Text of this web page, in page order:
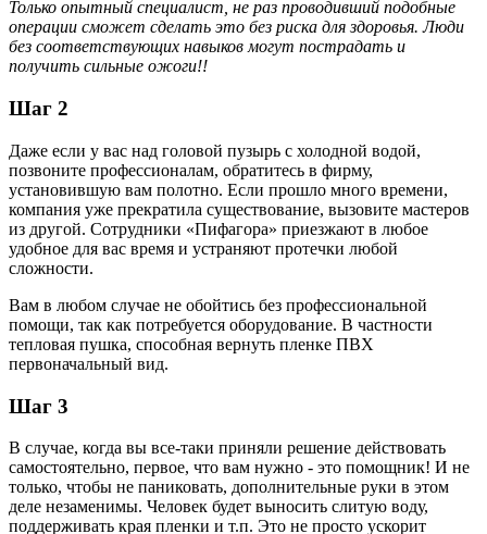
Только опытный специалист, не раз проводивший подобные
операции сможет сделать это без риска для здоровья. Люди
без соответствующих навыков могут пострадать и
получить сильные ожоги!!
Шаг 2
Даже если у вас над головой пузырь с холодной водой,
позвоните профессионалам, обратитесь в фирму,
установившую вам полотно. Если прошло много времени,
компания уже прекратила существование, вызовите мастеров
из другой. Сотрудники «Пифагора» приезжают в любое
удобное для вас время и устраняют протечки любой
сложности.
Вам в любом случае не обойтись без профессиональной
помощи, так как потребуется оборудование. В частности
тепловая пушка, способная вернуть пленке ПВХ
первоначальный вид.
Шаг 3
В случае, когда вы все-таки приняли решение действовать
самостоятельно, первое, что вам нужно - это помощник! И не
только, чтобы не паниковать, дополнительные руки в этом
деле незаменимы. Человек будет выносить слитую воду,
поддерживать края пленки и т.п. Это не просто ускорит